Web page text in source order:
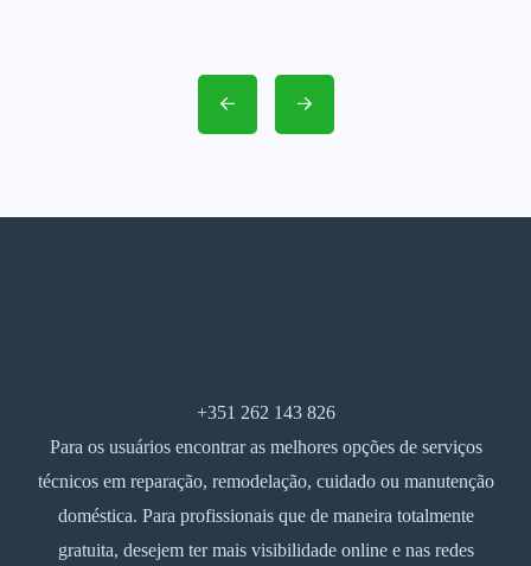
+351 262 143 826
Para os usuários encontrar as melhores opções de serviços
técnicos em reparação, remodelação, cuidado ou manutenção
doméstica. Para profissionais que de maneira totalmente
gratuita, desejem ter mais visibilidade online e nas redes